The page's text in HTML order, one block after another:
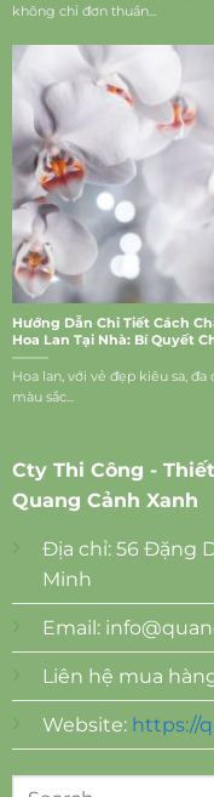
không chỉ đơn thuần...
Hướng Dẫn Chi Tiết Cách
Hoa Lan Tại Nhà: Bí Quyết
Lan Rực Rỡ
Hoa lan, với vẻ đẹp kiêu sa, đa
màu sắc...
Cty Thi Công -
Quang Cảnh Xanh
Địa chỉ: 56 Đặng
Minh
Email:
Liên hệ mua
Website: https://